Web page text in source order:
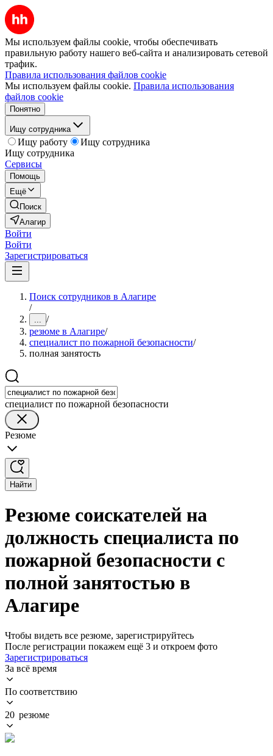
Мы используем файлы cookie, чтобы обеспечивать
правильную работу нашего веб-сайта и анализировать сетевой
трафик.
Правила использования файлов cookie
Мы используем файлы cookie. Правила использования
файлов cookie
Понятно
Ищу сотрудника
Ищу работу
Ищу сотрудника
Ищу сотрудника
Сервисы
Помощь
Ещё
Поиск
Алагир
Войти
Войти
Зарегистрироваться
Поиск сотрудников в Алагире
/
... /
резюме в Алагире/
специалист по пожарной безопасности/
полная занятость
специалист по пожарной безопасности
Резюме
Найти
Резюме соискателей на
должность специалиста по
пожарной безопасности с
полной занятостью в
Алагире
Чтобы видеть все резюме, зарегистрируйтесь
После регистрации покажем ещё 3 и откроем фото
Зарегистрироваться
За всё время
По соответствию
20 резюме